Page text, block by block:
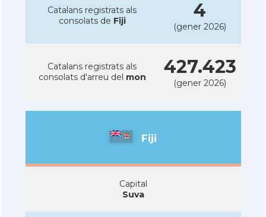
Catalans registrats als
consolats de Fiji 4
(gener 2026)
Catalans registrats als
consolats d'arreu del mon 427.423
(gener 2026)
Fiji
Capital
Suva